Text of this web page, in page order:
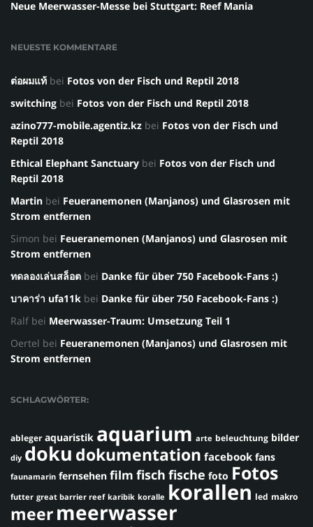
Neue Meerwasser-Messe bei Stuttgart: Reef Mania
NEUESTE KOMMENTARE
ต่อผมแท้ bei Fotos von der Fisch und Reptil 2018
switching bei Fotos von der Fisch und Reptil 2018
azino777-mobile.agentiz.kz bei Fotos von der Fisch und
Reptil 2018
Ethical Elephant Sanctuary bei Fotos von der Fisch und
Reptil 2018
Martin bei Feueranemonen (Manjanos) und Glasrosen mit
Strom entfernen
Simon bei Feueranemonen (Manjanos) und Glasrosen mit
Strom entfernen
ทดลองเล่นสล็อต bei Danke für über 750 Facebook-Fans :)
บาคาร่า ufa11k bei Danke für über 750 Facebook-Fans :)
Ralf bei Meerwasser-Traum: Umsetzung Teil 1
Oertel bei Feueranemonen (Manjanos) und Glasrosen mit
Strom entfernen
SCHLAGWÖRTER:
ableger aquaristik aquarium arte beleuchtung bilder
diy doku dokumentation facebook fans
faunamarin fernsehen film fisch fische foto Fotos
futter great barrier reef karibik koralle korallen led makro
meermeerwasser